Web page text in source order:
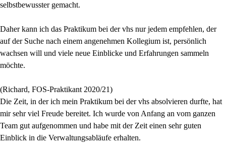
selbstbewusster gemacht.
Daher kann ich das Praktikum bei der vhs nur jedem empfehlen, der
auf der Suche nach einem angenehmen Kollegium ist, persönlich
wachsen will und viele neue Einblicke und Erfahrungen sammeln
möchte.
(Richard, FOS-Praktikant 2020/21)
Die Zeit, in der ich mein Praktikum bei der vhs absolvieren durfte, hat
mir sehr viel Freude bereitet. Ich wurde von Anfang an vom ganzen
Team gut aufgenommen und habe mit der Zeit einen sehr guten
Einblick in die Verwaltungsabläufe erhalten.